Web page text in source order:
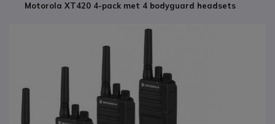
Motorola XT420 4-pack met 4 bodyguard headsets
Ga naar het einde van de afbeeldingen-gallerij